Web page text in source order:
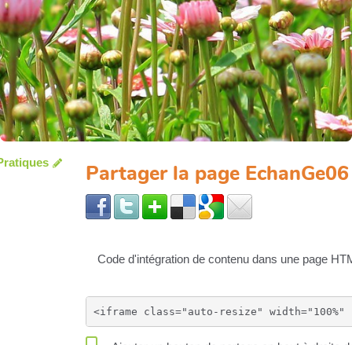
Partager la page EchanGe06
Code d'intégration de contenu dans une page